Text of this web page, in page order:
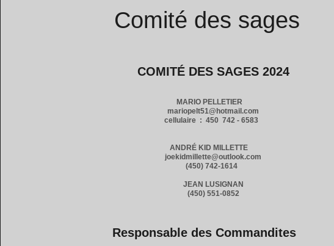
Comité des sages
COMITÉ DES SAGES 2024
MARIO PELLETIER
mariopelt51@hotmail.com
cellulaire : 450 742 - 6583
ANDRÉ KID MILLETTE
joekidmillette@outlook.com
(450) 742-1614
JEAN LUSIGNAN
(450) 551-0852
Responsable des Commandites